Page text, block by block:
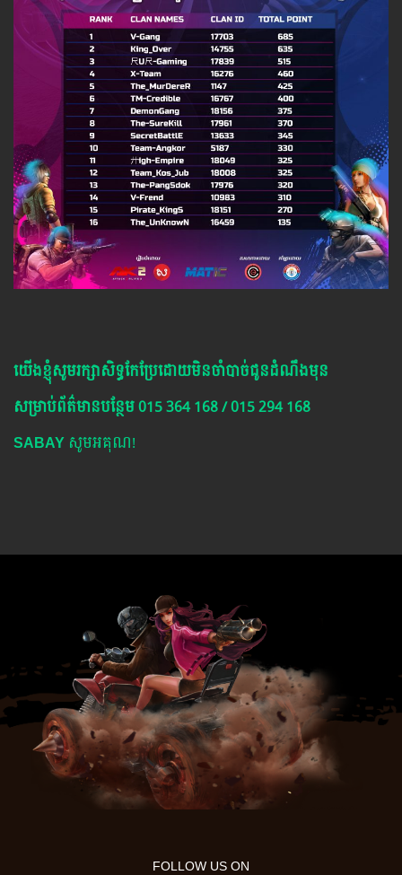
យើង​ខ្ញុំ​សូម​រក្សា​សិទ្ធ​កែ​ប្រែ​ដោយ​មិន​ចាំ​បាច់​ជូន​ដំណឹង​មុន
សម្រាប់​ព័ត៌មាន​បន្ថែម​ 015 364 168 / 015 294 168
SABAY សូមអគុណ!
FOLLOW US ON